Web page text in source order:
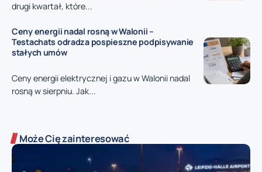
drugi kwartał, które...
Ceny energii nadal rosną w Walonii –
Testachats odradza pospieszne podpisywanie
stałych umów
Ceny energii elektrycznej i gazu w Walonii nadal
rosną w sierpniu. Jak...
Może Cię zainteresować